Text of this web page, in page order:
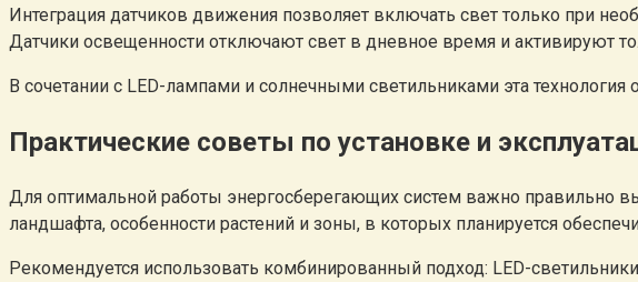
Интеграция датчиков движения позволяет включать свет только при
Датчики освещенности отключают свет в дневное время и активируют
В сочетании с LED-лампами и солнечными светильниками эта
Практические советы по установке и
Для оптимальной работы энергосберегающих систем важно правильно
ландшафта, особенности растений и зоны, в которых планируется
Рекомендуется использовать комбинированный подход: LED-